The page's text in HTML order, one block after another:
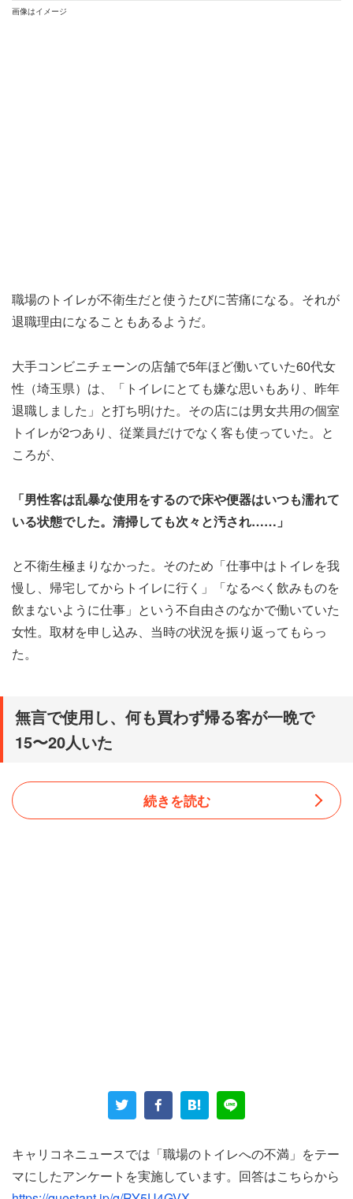
画像はイメージ
職場のトイレが不衛生だと使うたびに苦痛になる。それが
退職理由になることもあるようだ。
大手コンビニチェーンの店舗で5年ほど働いていた60代女
性（埼玉県）は、「トイレにとても嫌な思いもあり、昨年
退職しました」と打ち明けた。その店には男女共用の個室
トイレが2つあり、従業員だけでなく客も使っていた。と
ころが、
「男性客は乱暴な使用をするので床や便器はいつも濡れて
いる状態でした。清掃しても次々と汚され……」
と不衛生極まりなかった。そのため「仕事中はトイレを我
慢し、帰宅してからトイレに行く」「なるべく飲みものを
飲まないように仕事」という不自由さのなかで働いていた
女性。取材を申し込み、当時の状況を振り返ってもらっ
た。
無言で使用し、何も買わず帰る客が一晩で
15〜20人いた
ら、トイレを利用する客が「数え切れない」ほど多く、マ
「男女ともに無言でトイレを使用して、何も買わず帰る人
を一回の勤務で15〜20人くらい見かけました。申し訳な
続きを読む
キャリコネニュースでは「職場のトイレへの不満」をテー
マにしたアンケートを実施しています。回答はこちらから